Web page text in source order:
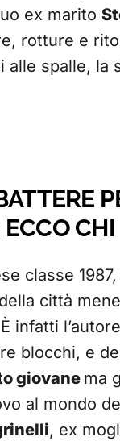
ex marito
rotture e
alle spalle, la
CHI
classe
città
infatti
blocchi, e
giovane ma
al mondo
, ex